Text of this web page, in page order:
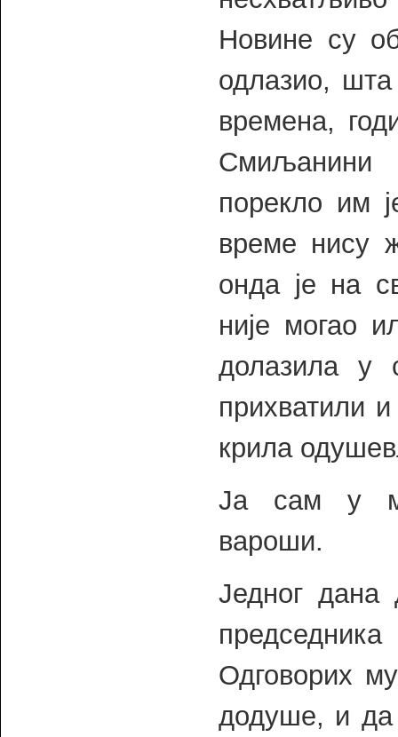
Новине су
одлазио, шта
времена,
порекло им
време нису
онда је на
није могао
долазила у
прихватили
крила
Ја сам у
вароши.
Једног
Одговорих
додуше, и да